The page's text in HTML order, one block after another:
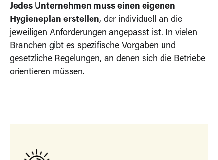
Jedes Unternehmen muss einen eigenen
Hygieneplan erstellen, der individuell an die
jeweiligen Anforderungen angepasst ist. In vielen
Branchen gibt es spezifische Vorgaben und
gesetzliche Regelungen, an denen sich die Betriebe
orientieren müssen.